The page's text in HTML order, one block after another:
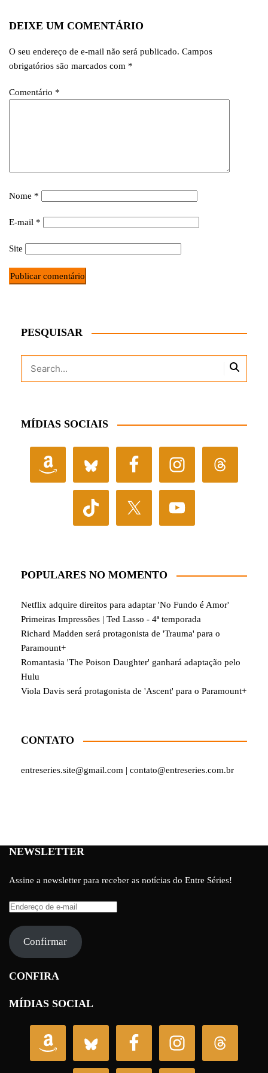
DEIXE UM COMENTÁRIO
O seu endereço de e-mail não será publicado. Campos
obrigatórios são marcados com *
Comentário *
Nome *
E-mail *
Site
PESQUISAR
MÍDIAS SOCIAIS
POPULARES NO MOMENTO
Netflix adquire direitos para adaptar 'No Fundo é Amor'
Primeiras Impressões | Ted Lasso - 4ª temporada
Richard Madden será protagonista de 'Trauma' para o
Paramount+
Romantasia 'The Poison Daughter' ganhará adaptação pelo
Hulu
Viola Davis será protagonista de 'Ascent' para o Paramount+
CONTATO
entreseries.site@gmail.com | contato@entreseries.com.br
NEWSLETTER
Assine a newsletter para receber as notícias do Entre Séries!
Endereço
e-
mail
Confirmar
CONFIRA
MÍDIAS SOCIAL